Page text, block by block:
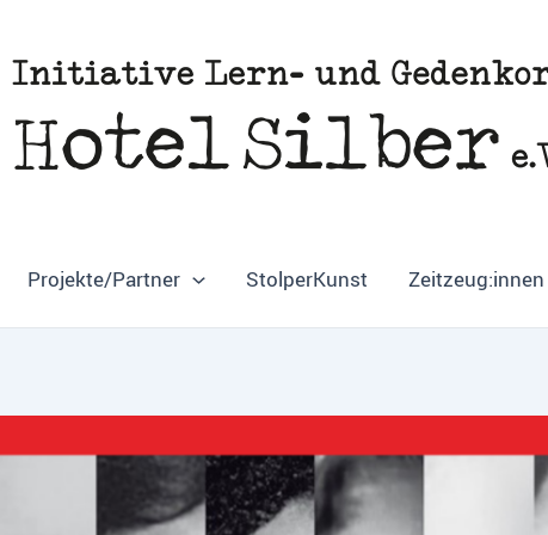
Projekte/Partner StolperKunst Zeitzeug:innen